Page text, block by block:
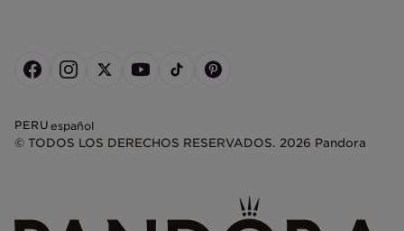
PERU español
© TODOS LOS DERECHOS RESERVADOS. 2026 Pandora